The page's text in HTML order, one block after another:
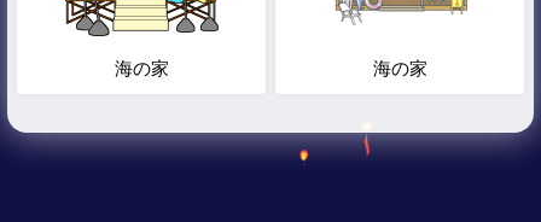
海の家 海の家